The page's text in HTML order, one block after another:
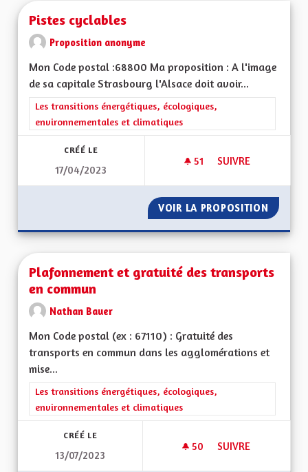
Pistes cyclables
Proposition anonyme
Mon Code postal :68800 Ma proposition : A l'image
de sa capitale Strasbourg l'Alsace doit avoir...
Filtrer les résultats de la catégorie : Les transitions
Les transitions énergétiques, écologiques,
environnementales et climatiques
CRÉÉ LE
17/04/2023
51 51 ABONNÉS
SUIVRE
VOIR LA PROPOSITION PISTES
Plafonnement et gratuité des transports
en commun
Nathan Bauer
Mon Code postal (ex : 67110) : Gratuité des
transports en commun dans les agglomérations et
mise...
Filtrer les résultats de la catégorie : Les transitions
Les transitions énergétiques, écologiques,
environnementales et climatiques
CRÉÉ LE
13/07/2023
50 50 ABONNÉS
SUIVRE